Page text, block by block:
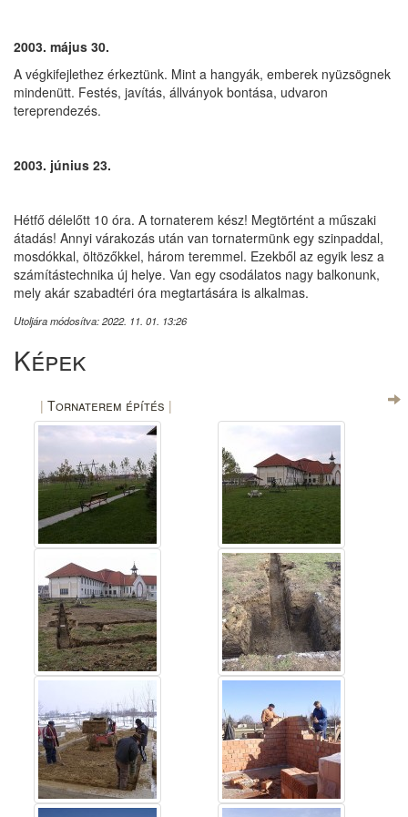
2003. május 30.
A végkifejlethez érkeztünk. Mint a hangyák, emberek nyüzsögnek
mindenütt. Festés, javítás, állványok bontása, udvaron
tereprendezés.
2003. június 23.
Hétfő délelőtt 10 óra. A tornaterem kész! Megtörtént a műszaki
átadás! Annyi várakozás után van tornatermünk egy szinpaddal,
mosdókkal, öltözőkkel, három teremmel. Ezekből az egyik lesz a
számítástechnika új helye. Van egy csodálatos nagy balkonunk,
mely akár szabadtéri óra megtartására is alkalmas.
Utoljára módosítva: 2022. 11. 01. 13:26
Képek
Tornaterem építés